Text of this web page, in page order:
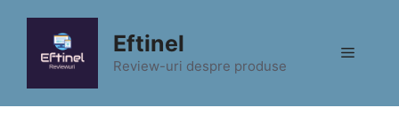
conținut
Eftinel
Review-uri despre produse
Meniu